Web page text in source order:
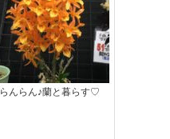
らんらん♪蘭と暮らす♡